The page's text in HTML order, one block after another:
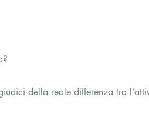
della reale differenza tra